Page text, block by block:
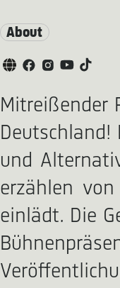
About
Mitreißender
Deutschland!
und
erzählen
einlädt. Die